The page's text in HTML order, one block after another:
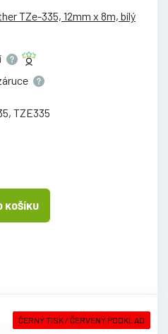
TZe-335, 12mm x 8m, bílý
TZE335
KOŠÍKU
ČERNÝ TISK / ČERVENÝ PODKLAD